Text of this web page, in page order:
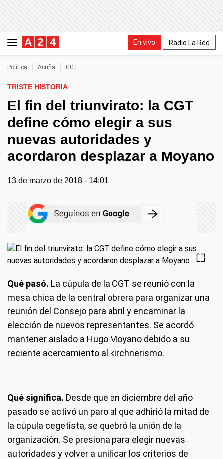
En vivo Radio La Red
Política Acuña CGT
TRISTE HISTORIA
El fin del triunvirato: la CGT
define cómo elegir a sus
nuevas autoridades y
acordaron desplazar a Moyano
13 de marzo de 2018 - 14:01
Qué pasó. La cúpula de la CGT se reunió con la
mesa chica de la central obrera para organizar una
reunión del Consejo para abril y encaminar la
elección de nuevos representantes. Se acordó
mantener aislado a Hugo Moyano debido a su
reciente acercamiento al kirchnerismo.
Qué significa. Desde que en diciembre del año
pasado se activó un paro al que adhirió la mitad de
la cúpula cegetista, se quebró la unión de la
organización. Se presiona para elegir nuevas
autoridades y volver a unificar los criterios de